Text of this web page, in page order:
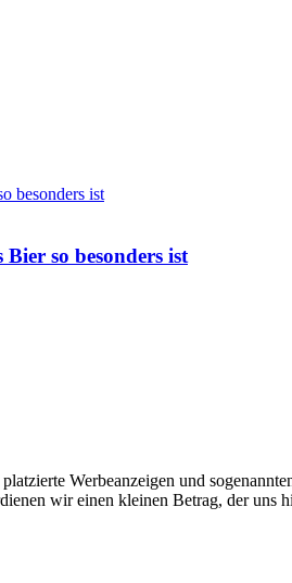
so besonders ist
Werbeanzeigen und
wir einen kleinen Betrag, der uns